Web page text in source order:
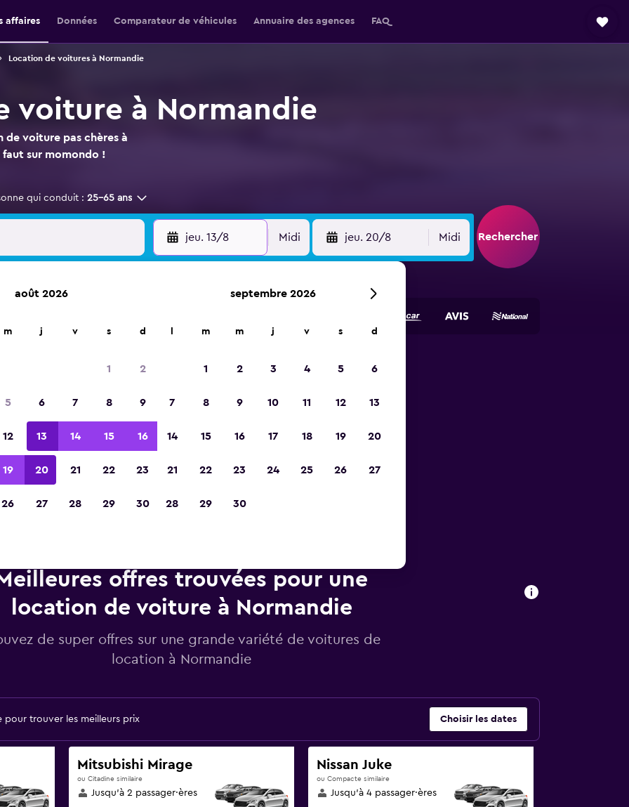
affaires Données Comparateur de véhicules Annuaire des agences FAQ
Location de voitures à Normandie
voiture à Normandie
voiture pas chères à
faut sur momondo !
qui conduit : 25-65 ans
jeu. 13/8 Midi jeu. 20/8 Midi Rechercher
2023
offres trouvées pour une
location de voiture à Normandie
de super offres sur une grande variété de voitures de
location à Normandie
pour trouver les meilleurs prix Choisir les dates
Mitsubishi Mirage
ou Citadine similaire
Jusqu’à 2 passager·ères
Nissan Juke
ou Compacte similaire
Jusqu’à 4 passager·ères
août 2026
m j v s d
1 2
5 6 7 8 9
12 13 14 15 16
19 20 21 22 23
26 27 28 29 30
septembre 2026
m m j v s d
1 2 3 4 5 6
7 8 9 10 11 12 13
14 15 16 17 18 19 20
21 22 23 24 25 26 27
28 29 30